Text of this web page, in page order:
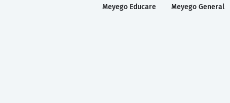
Meyego Educare Meyego General